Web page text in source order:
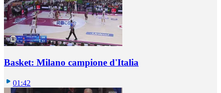
Basket: Milano campione d'Italia
01:42